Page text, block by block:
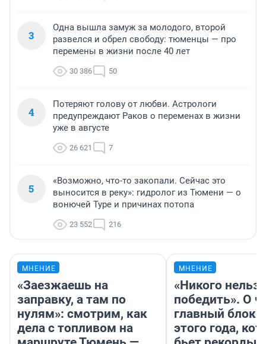
3
Одна вышла замуж за молодого, второй
развелся и обрел свободу: тюменцы — про
перемены в жизни после 40 лет
30 386 50
4
Потеряют голову от любви. Астрологи
предупреждают Раков о переменах в жизни
уже в августе
26 621 7
5
«Возможно, что-то закопали. Сейчас это
выносится в реку»: гидролог из Тюмени — о
вонючей Туре и причинах потопа
23 552 216
МНЕНИЕ
«Заезжаешь на
заправку, а там по
нулям»: смотрим, как
дела с топливом на
МНЕНИЕ
«Никого нельзя
победить». О
главный
этого года,